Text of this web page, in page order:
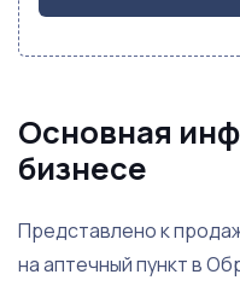
Основная
бизнесе
Представлено к
на аптечный пункт в